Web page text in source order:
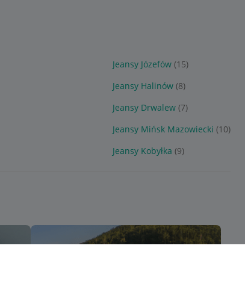
Jeansy Józefów (15)
Jeansy Halinów (8)
Jeansy Drwalew (7)
Jeansy Mińsk Mazowiecki (10)
Jeansy Kobyłka (9)